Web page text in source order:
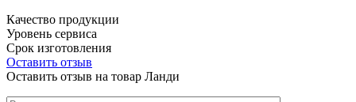
Качество продукции
Уровень сервиса
Срок изготовления
Оставить отзыв
Оставить отзыв на товар Ланди